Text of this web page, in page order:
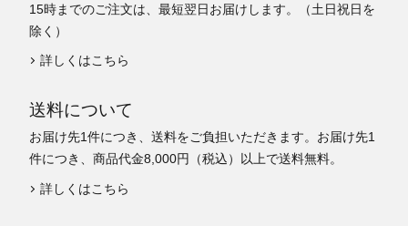
15時までのご注文は、最短翌日お届けします。（土日祝日を
除く）
詳しくはこちら
送料について
お届け先1件につき、送料をご負担いただきます。お届け先1
件につき、商品代金8,000円（税込）以上で送料無料。
詳しくはこちら